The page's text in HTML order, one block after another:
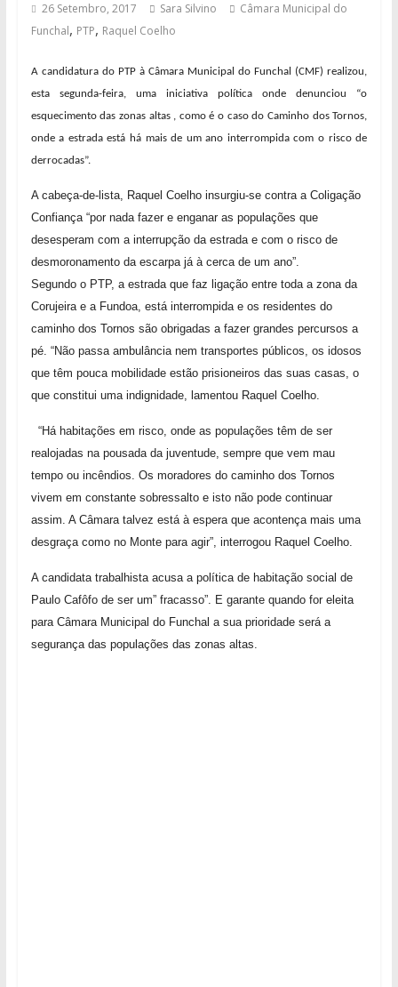
26 Setembro, 2017 Sara Silvino
Câmara Municipal do
Funchal, PTP, Raquel Coelho
A candidatura do PTP à Câmara Municipal do Funchal (CMF) realizou,
esta segunda-feira,uma iniciativa política onde denunciou “o
esquecimento das zonas altas , como é o caso do Caminho dos Tornos,
onde a estrada está há mais de um ano interrompida com o risco de
derrocadas”.
A cabeça-de-lista, Raquel Coelho insurgiu-se contra a Coligação
Confiança “por nada fazer e enganar as populações que
desesperam com a interrupção da estrada e com o risco de
desmoronamento da escarpa já à cerca de um ano”.
Segundo o PTP, a estrada que faz ligação entre toda a zona da
Corujeira e a Fundoa, está interrompida e os residentes do
caminho dos Tornos são obrigadas a fazer grandes percursos a
pé. “Não passa ambulância nem transportes públicos, os idosos
que têm pouca mobilidade estão prisioneiros das suas casas, o
que constitui uma indignidade, lamentou Raquel Coelho.
“Há habitações em risco, onde as populações têm de ser
realojadas na pousada da juventude, sempre que vem mau
tempo ou incêndios. Os moradores do caminho dos Tornos
vivem em constante sobressalto e isto não pode continuar
assim. A Câmara talvez está à espera que acontença mais uma
desgraça como no Monte para agir”, interrogou Raquel Coelho.
A candidata trabalhista acusa a política de habitação social de
Paulo Cafôfo de ser um” fracasso”. E garante quando for eleita
para Câmara Municipal do Funchal a sua prioridade será a
segurança das populações das zonas altas.